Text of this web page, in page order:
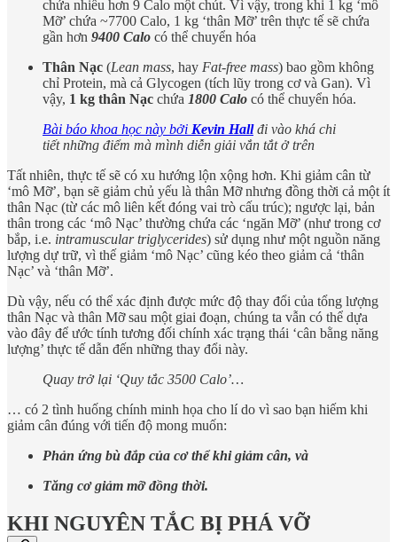
chứa nhiều hơn 9 Calo một chút. Vì vậy, trong khi 1 kg ‘mô
Mỡ’ chứa ~7700 Calo, 1 kg ‘thân Mỡ’ trên thực tế sẽ chứa
gần hơn 9400 Calo có thể chuyển hóa
Thân Nạc (Lean mass, hay Fat-free mass) bao gồm không
chỉ Protein, mà cả Glycogen (tích lũy trong cơ và Gan). Vì
vậy, 1 kg thân Nạc chứa 1800 Calo có thể chuyển hóa.
Bài báo khoa học này bởi Kevin Hallđi vào khá chi
tiết những điểm mà mình diễn giải vắn tắt ở trên
Tất nhiên, thực tế sẽ có xu hướng lộn xộng hơn. Khi giảm cân từ
‘mô Mỡ’, bạn sẽ giảm chủ yếu là thân Mỡ nhưng đồng thời cả một ít
thân Nạc (từ các mô liên kết đóng vai trò cấu trúc); ngược lại, bản
thân trong các ‘mô Nạc’ thường chứa các ‘ngăn Mỡ’ (như trong cơ
bắp, i.e. intramuscular triglycerides) sử dụng như một nguồn năng
lượng dự trữ, vì thế giảm ‘mô Nạc’ cũng kéo theo giảm cả ‘thân
Nạc’ và ‘thân Mỡ’.
Dù vậy, nếu có thể xác định được mức độ thay đổi của tổng lượng
thân Nạc và thân Mỡ sau một giai đoạn, chúng ta vẫn có thể dựa
vào đây để ước tính tương đối chính xác trạng thái ‘cân bằng năng
lượng’ thực tế dẫn đến những thay đổi này.
Quay trở lại ‘Quy tắc 3500 Calo’…
… có 2 tình huống chính minh họa cho lí do vì sao bạn hiếm khi
giảm cân đúng với tiến độ mong muốn:
Phản ứng bù đắp của cơ thể khi giảm cân, và
Tăng cơ giảm mỡ đồng thời.
KHI NGUYÊN TẮC BỊ PHÁ VỠ